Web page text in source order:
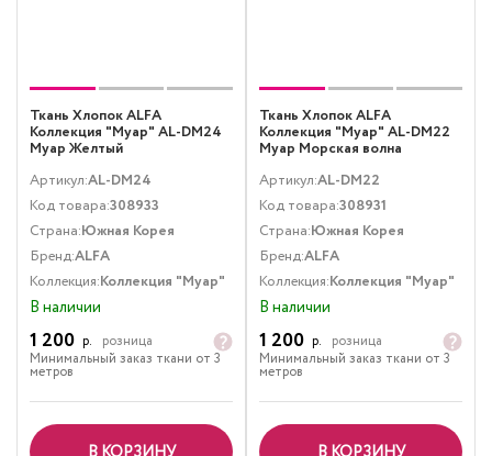
Ткань Хлопок ALFA
Коллекция "Муар" AL-DM24
Муар Желтый
Артикул:AL-DM24
Код товара:308933
Страна:Южная Корея
Бренд:ALFA
Коллекция:Коллекция "Муар"
В наличии
1 200 р.
розница
Минимальный заказ ткани от 3
метров
Ткань Хлопок ALFA
Коллекция "Муар" AL-DM22
Муар Морская волна
Артикул:AL-DM22
Код товара:308931
Страна:Южная Корея
Бренд:ALFA
Коллекция:Коллекция "Муар"
В наличии
1 200 р.
розница
Минимальный заказ ткани от 3
метров